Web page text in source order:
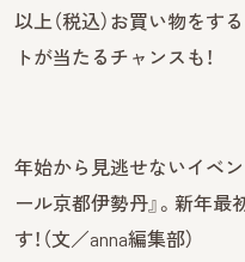
以上（税込）お買い物をす
トが当たるチャンスも！
年始から見逃せないイベ
ール京都伊勢丹』。新年
す！（文／anna編集部）